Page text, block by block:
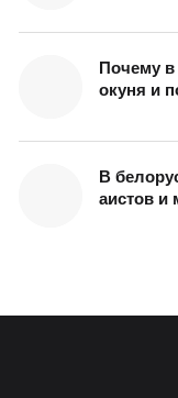
Почему в
окуня и
В
аистов и